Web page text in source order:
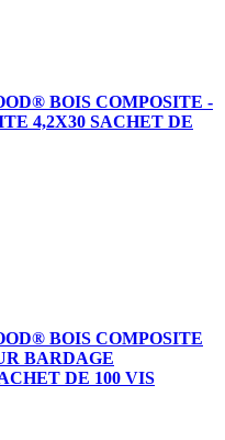
BOIS COMPOSITE -
4,2X30 SACHET DE
BOIS COMPOSITE
BARDAGE
DE 100 VIS